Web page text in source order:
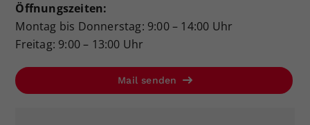
Öffnungszeiten:
Montag bis Donnerstag: 9:00 – 14:00 Uhr
Freitag: 9:00 – 13:00 Uhr
Mail senden